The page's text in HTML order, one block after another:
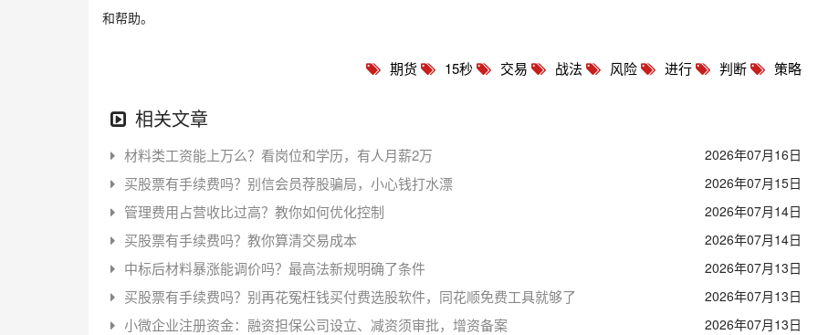
和帮助。
期货 15秒 交易 战法 风险 进行 判断 策略
相关文章
材料类工资能上万么？看岗位和学历，有人月薪2万 2026年07月16日
买股票有手续费吗？别信会员荐股骗局，小心钱打水漂 2026年07月15日
管理费用占营收比过高？教你如何优化控制 2026年07月14日
买股票有手续费吗？教你算清交易成本 2026年07月14日
中标后材料暴涨能调价吗？最高法新规明确了条件 2026年07月13日
买股票有手续费吗？别再花冤枉钱买付费选股软件，同花顺免费工具就够了 2026年07月13日
小微企业注册资金：融资担保公司设立、减资须审批，增资备案 2026年07月13日